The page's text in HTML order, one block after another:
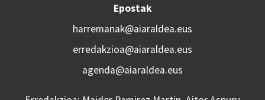
Epostak
harremanak@aiaraldea.eus
erredakzioa@aiaraldea.eus
agenda@aiaraldea.eus